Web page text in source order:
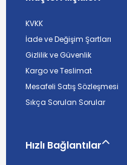
KVKK
İade ve Değişim Şartları
Gizlilik ve Güvenlik
Kargo ve Teslimat
Mesafeli Satış Sözleşmesi
Sıkça Sorulan Sorular
Hızlı Bağlantılar